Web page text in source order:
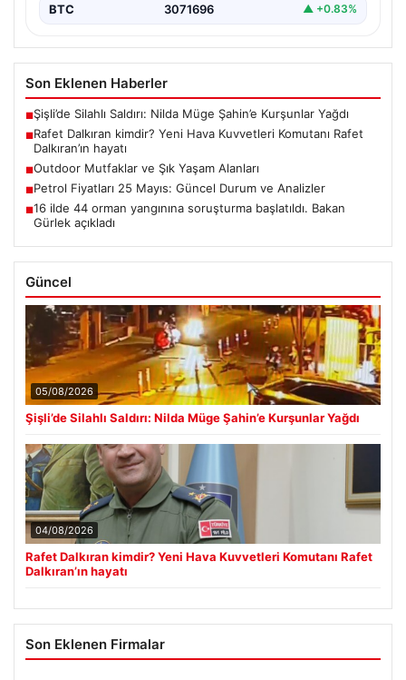
BTC 3071696 ▲ +0.83%
Son Eklenen Haberler
■Şişli’de Silahlı Saldırı: Nilda Müge Şahin’e Kurşunlar Yağdı
■Rafet Dalkıran kimdir? Yeni Hava Kuvvetleri Komutanı Rafet
Dalkıran’ın hayatı
■Outdoor Mutfaklar ve Şık Yaşam Alanları
■Petrol Fiyatları 25 Mayıs: Güncel Durum ve Analizler
■16 ilde 44 orman yangınına soruşturma başlatıldı. Bakan
Gürlek açıkladı
Güncel
05/08/2026
Şişli’de Silahlı Saldırı: Nilda Müge Şahin’e Kurşunlar Yağdı
04/08/2026
Rafet Dalkıran kimdir? Yeni Hava Kuvvetleri Komutanı Rafet
Dalkıran’ın hayatı
Son Eklenen Firmalar